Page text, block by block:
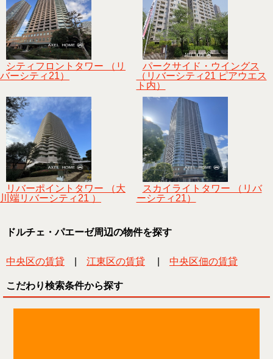
シティフロントタワー （リ
バーシティ21）
パークサイド・ウイングス
（リバーシティ21 ピアウエス
ト内）
リバーポイントタワー （大
川端リバーシティ21 ）
スカイライトタワー （リバ
ーシティ21）
ドルチェ・パエーゼ周辺の物件を探す
中央区の賃貸 江東区の賃貸 中央区佃の賃貸
こだわり検索条件から探す